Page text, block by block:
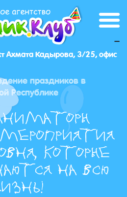
Ахмата Кадырова, 3/25, офис
_
праздников в
Республике
которые
на всю